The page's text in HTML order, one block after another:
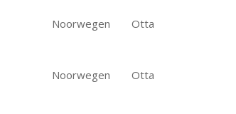
Noorwegen Otta
Noorwegen Otta